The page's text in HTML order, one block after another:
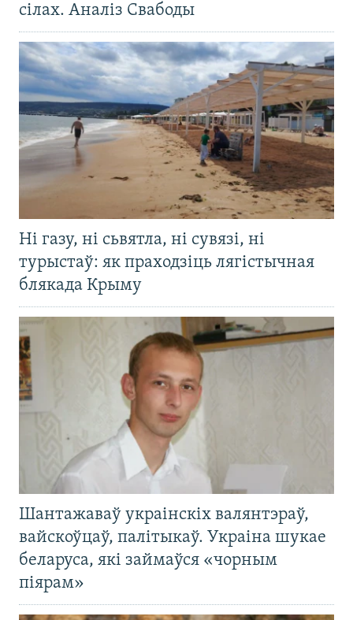
сілах. Аналіз Свабоды
Ні газу, ні сьвятла, ні сувязі, ні
турыстаў: як праходзіць лягістычная
блякада Крыму
Шантажаваў украінскіх валянтэраў,
вайскоўцаў, палітыкаў. Украіна шукае
беларуса, які займаўся «чорным
піярам»